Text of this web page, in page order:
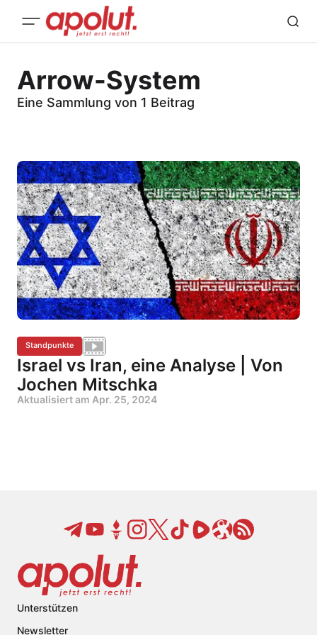
Arrow-System
Eine Sammlung von 1 Beitrag
Standpunkte
Israel vs Iran, eine Analyse | Von
Jochen Mitschka
Aktualisiert am Apr. 25, 2024
Unterstützen
Newsletter